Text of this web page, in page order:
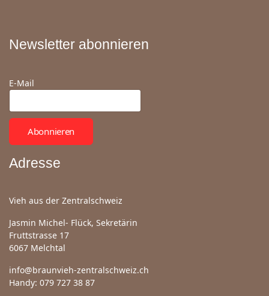
Adresse
Vieh aus der Zentralschweiz
Jasmin Michel- Flück, Sekretärin
Fruttstrasse 17
6067 Melchtal
info@braunvieh-zentralschweiz.ch
Handy: 079 727 38 87
Newsletter abonnieren
E-Mail
Abonnieren